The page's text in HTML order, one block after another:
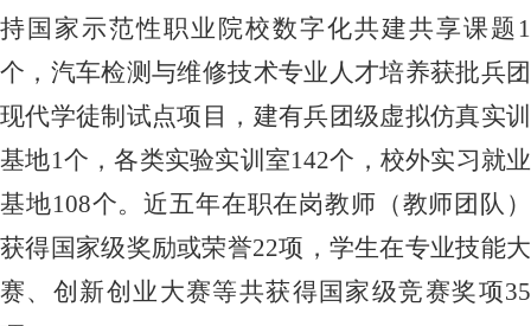
持国家示范性职业院校数字化共建共享课题 1
个，汽车检测与维修技术专业人才培养获批兵团
现代学徒制试点项目，建有兵团级虚拟仿真实训
基地1个，各类实验实训室142个，校外实习就业
基地108个。近五年在职在岗教师（教师团队）
获得国家级奖励或荣誉22项，学生在专业技能大
赛、创新创业大赛等共获得国家级竞赛奖项35